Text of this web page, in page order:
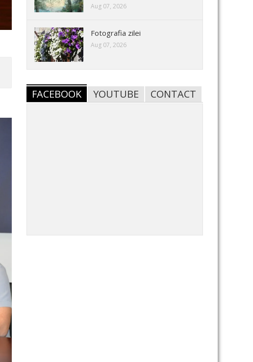
Aug 07, 2026
Fotografia zilei
Aug 07, 2026
FACEBOOK YOUTUBE CONTACT